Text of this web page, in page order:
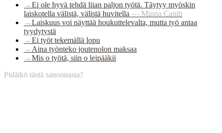
→Ei ole hyvä tehdä liian paljon työtä. Täytyy myöskin
laiskotella välistä, välistä huvitella — Minna Canth
→Laiskuus voi näyttää houkuttelevalta, mutta työ antaa
tyydytystä
→Ei työt tekemällä lopu
→ Aina työnteko joutenolon maksaa
→Mis o työtä, siin o leipääkii
Pidätkö tästä sanonnasta?